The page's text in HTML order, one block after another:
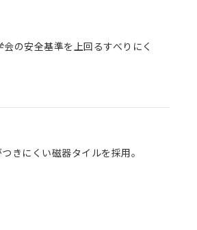
の安全基準を上回るすべりにく
きにくい磁器タイルを採用。